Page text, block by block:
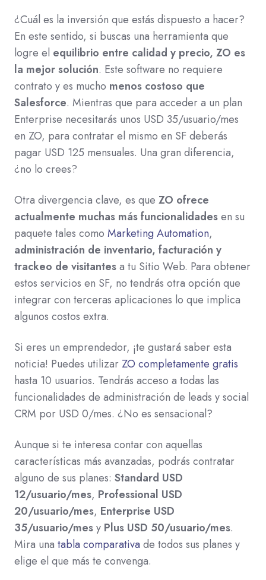
¿Cuál es la inversión que estás dispuesto a hacer?
En este sentido, si buscas una herramienta que
logre el equilibrio entre calidad y precio, ZO es
la mejor solución. Este software no requiere
contrato y es mucho menos costoso que
Salesforce. Mientras que para acceder a un plan
Enterprise necesitarás unos USD 35/usuario/mes
en ZO, para contratar el mismo en SF deberás
pagar USD 125 mensuales. Una gran diferencia,
¿no lo crees?
Otra divergencia clave, es que ZO ofrece
actualmente muchas más funcionalidadesen su
paquete tales como Marketing Automation,
administración de inventario, facturación y
trackeo de visitantesa tu Sitio Web. Para obtener
estos servicios en SF, no tendrás otra opción que
integrar con terceras aplicaciones lo que implica
algunos costos extra.
Si eres un emprendedor, ¡te gustará saber esta
noticia! Puedes utilizar ZO completamente gratis
hasta 10 usuarios. Tendrás acceso a todas las
funcionalidades de administración de leads y social
CRM por USD 0/mes. ¿No es sensacional?
Aunque si te interesa contar con aquellas
características más avanzadas, podrás contratar
alguno de sus planes: Standard USD
12/usuario/mes, Professional USD
20/usuario/mes, Enterprise USD
35/usuario/mesy Plus USD 50/usuario/mes.
Mira una tabla comparativa de todos sus planes y
elige el que más te convenga.